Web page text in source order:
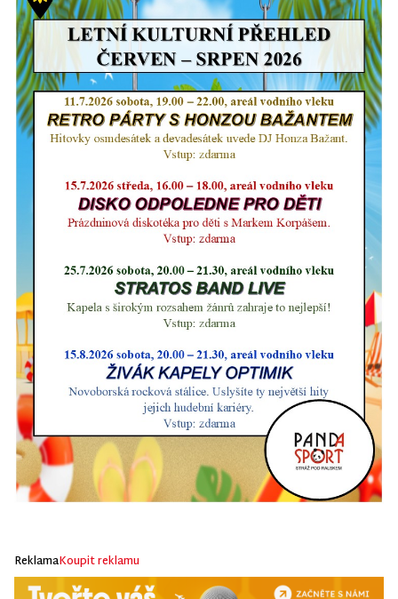
ReklamaKoupit reklamu